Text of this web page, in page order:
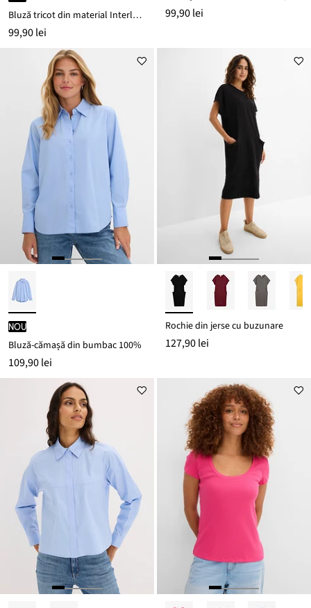
Bluză tricot din material Interlock
99,90 lei
99,90 lei
nou
Bluză-cămașă din bumbac 100%
109,90 lei
Rochie din jerse cu buzunare
127,90 lei